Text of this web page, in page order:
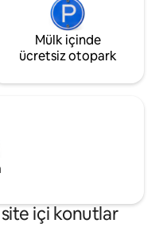
Mülk içinde
ücretsiz otopark
içi konutlar